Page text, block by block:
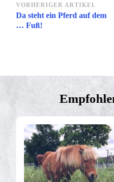
VORHERIGER ARTIKEL
Da steht ein Pferd auf dem
… Fuß!